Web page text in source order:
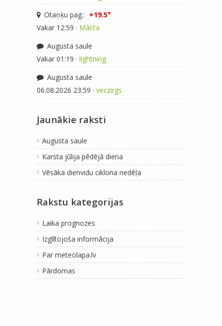
Otaņķu pag.: +19.5°
Vakar 12:59 · Mārča
Augusta saule
Vakar 01:19 · lightning
Augusta saule
06.08.2026 23:59 · veczirgs
Jaunākie raksti
Augusta saule
Karsta jūlija pēdējā diena
Vēsāka dienvidu ciklona nedēļa
Rakstu kategorijas
Laika prognozes
Izglītojoša informācija
Par meteolapa.lv
Pārdomas